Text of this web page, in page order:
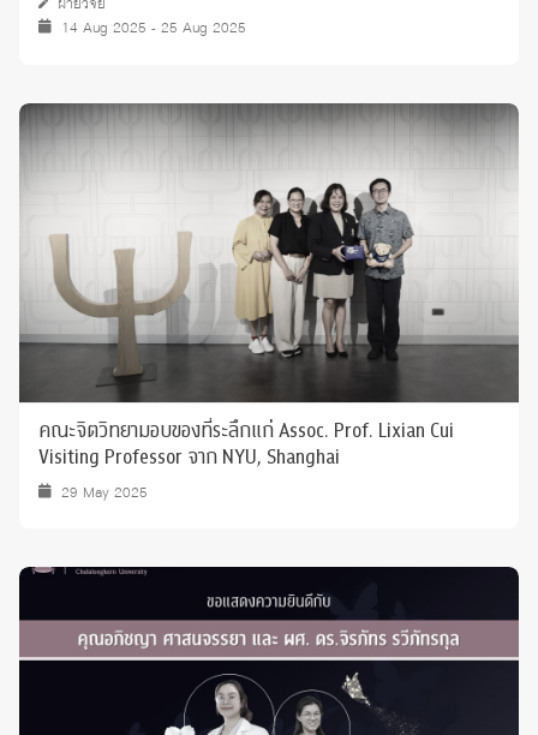
14 Aug 2025 - 25 Aug 2025
คณะจิตวิทยามอบของที่ระลึกแก่ Assoc. Prof. Lixian Cui
Visiting Professor จาก NYU, Shanghai
29 May 2025